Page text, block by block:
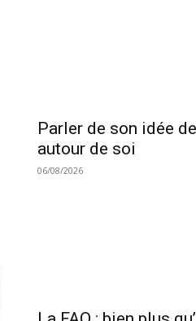
Parler de son idée
autour de soi
06/08/2026